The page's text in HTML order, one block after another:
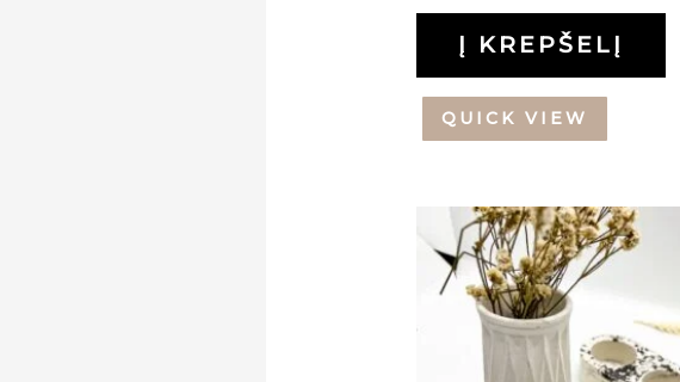
Į KREPŠELĮ
QUICK VIEW